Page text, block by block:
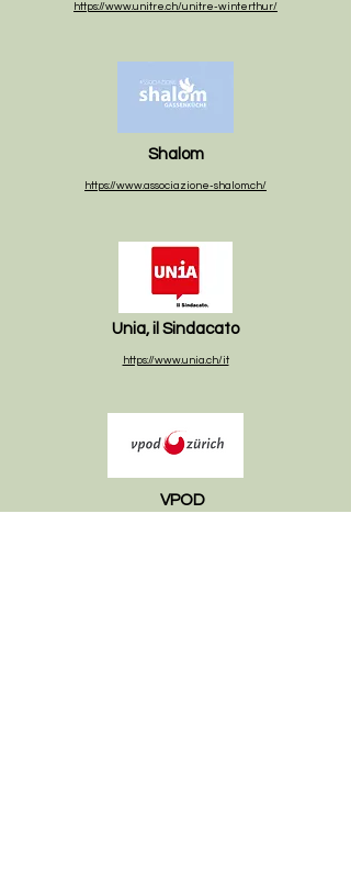
https://www.unitre.ch/unitre-winterthur/
Shalom
https://www.associazione-shalom.ch/
Unia, il Sindacato
https://www.unia.ch/it
VPOD